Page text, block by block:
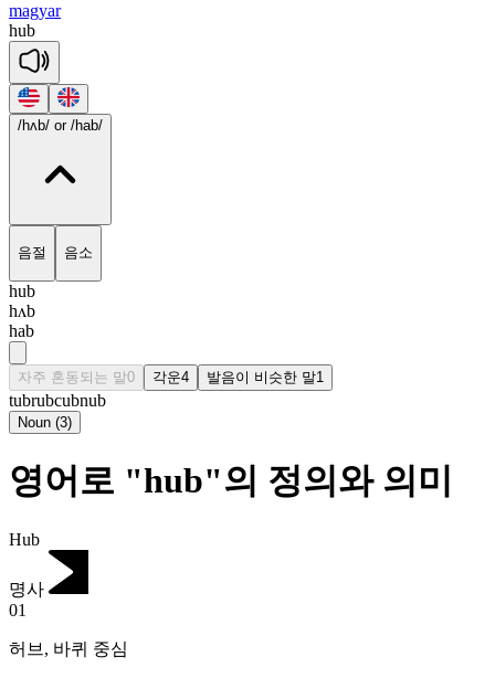
magyar
hub
/hʌb/ or /hab/
음절 음소
hub
hʌb
hab
자주 혼동되는 말0 각운4 발음이 비슷한 말1
tubrubcubnub
Noun (3)
영어로 "hub"의 정의와 의미
Hub
명사
01
허브 , 바퀴 중심